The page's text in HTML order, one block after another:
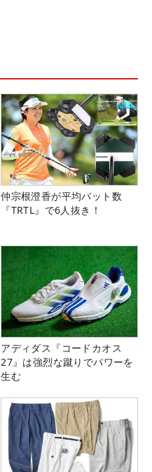
仲宗根澄香が平均パット数
『TRTL』で6人抜き！
アディダス『コードカオス
27』は強烈な蹴りでパワーを
生む